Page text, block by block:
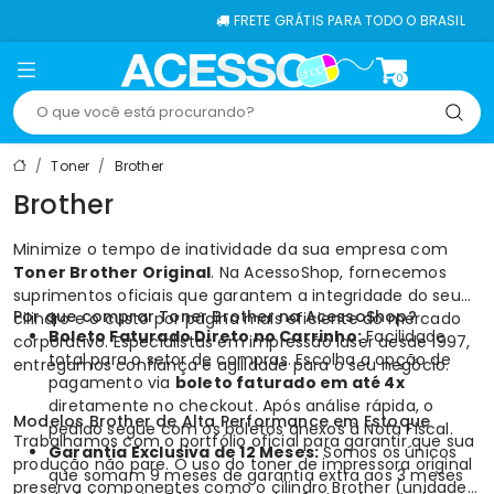
FRETE GRÁTIS PARA TODO O BRASIL
0
Toner Brother
Brother
Minimize o tempo de inatividade da sua empresa com
Toner Brother Original. NaAcessoShop, fornecemos
suprimentos oficiais que garantem a integridade do seu
cilindro e o custo por página mais eficiente do mercado
corporativo. Especialistas em impressão laser desde 1997,
entregamos confiança e agilidade para o seu negócio.
Por que comprar Toner Brother na AcessoShop?
Boleto Faturado Direto no Carrinho:Facilidade
total para o setor de compras. Escolha a opção de
pagamento via boleto faturado em até 4x
diretamente no checkout. Após análise rápida, o
pedido segue com os boletos anexos à Nota Fiscal.
Garantia Exclusiva de 12 Meses:Somos os únicos
que somam 9 meses de garantia extra aos 3 meses
Modelos Brother de Alta Performance em Estoque
Trabalhamos com o portfólio oficial para garantir que sua
produção não pare. O uso do toner de impressora original
preserva componentes como ocilindro Brother (unidade